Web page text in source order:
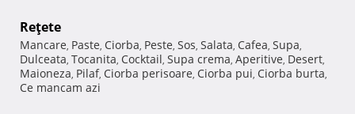
Reţete
Mancare, Paste, Ciorba, Peste, Sos, Salata, Cafea, Supa,
Dulceata, Tocanita, Cocktail, Supa crema, Aperitive, Desert,
Maioneza, Pilaf, Ciorba perisoare, Ciorba pui, Ciorba burta,
Ce mancam azi